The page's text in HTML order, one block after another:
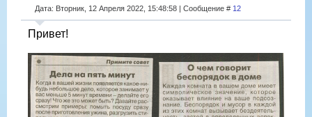
Дата: Вторник, 12 Апреля 2022, 15:48:58 | Сообщение # 12
Привет!